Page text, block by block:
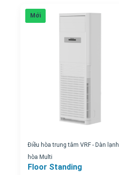
Mới
Điều hòa trung tâm VRF - Dàn lạnh
hòa Multi
Floor Standing